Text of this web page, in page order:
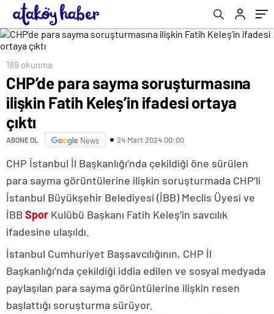
189 okunma
CHP’de para sayma soruşturmasına
ilişkin Fatih Keleş’in ifadesi ortaya
çıktı
ABONE OL News 24 Mart 2024 00:00
CHP İstanbul İl Başkanlığı’nda çekildiği öne sürülen
para sayma görüntülerine ilişkin soruşturmada CHP’li
İstanbul Büyükşehir Belediyesi (İBB) Meclis Üyesi ve
İBB Spor Kulübü Başkanı Fatih Keleş’in savcılık
ifadesine ulaşıldı.
İstanbul Cumhuriyet Başsavcılığının, CHP İl
Başkanlığı’nda çekildiği iddia edilen ve sosyal medyada
paylaşılan para sayma görüntülerine ilişkin resen
başlattığı soruşturma sürüyor.
götürdü, gelip hesap vermesi gerekiyor